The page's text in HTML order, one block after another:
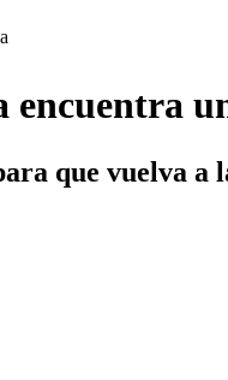
encuentra
que vuelva a